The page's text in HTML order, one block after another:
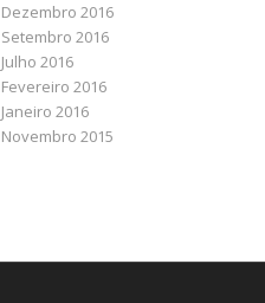
Dezembro 2016
Setembro 2016
Julho 2016
Fevereiro 2016
Janeiro 2016
Novembro 2015